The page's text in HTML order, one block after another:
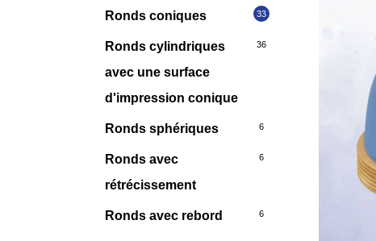
Ronds coniques 33
Ronds cylindriques
avec une surface
d'impression conique
36
Ronds sphériques 6
Ronds avec
rétrécissement
6
Ronds avec rebord 6